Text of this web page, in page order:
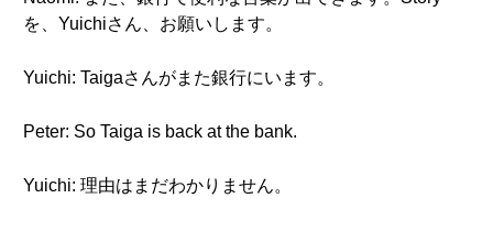
を、Yuichiさん、お願いします。
Yuichi: Taigaさんがまた銀行にいます。
Peter: So Taiga is back at the bank.
Yuichi: 理由はまだわかりません。